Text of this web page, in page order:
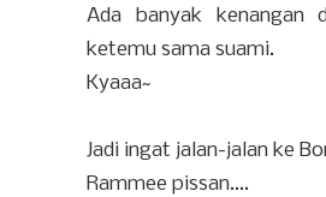
Ada banyak kenangan
ketemu sama suami.
Kyaaa~
Jadi ingat jalan-jalan ke
Rammee pissan....